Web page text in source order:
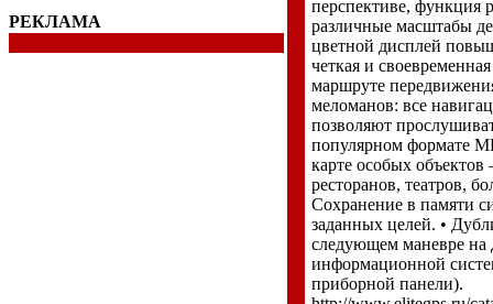
РЕКЛАМА
перспективе, функция
различные масштабы
цветной дисплей
четкая и
маршруте
меломанов: все
позволяют
популярном формате
карте особых
ресторанов, театров,
Сохранение в памяти
заданных целей. •
следующем маневре на
информационной
приборной панели).